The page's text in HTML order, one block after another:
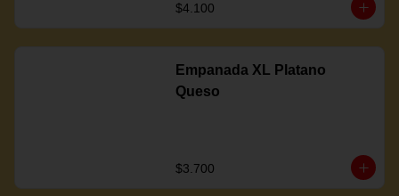
$4.100
Empanada XL Platano
Queso
$3.700